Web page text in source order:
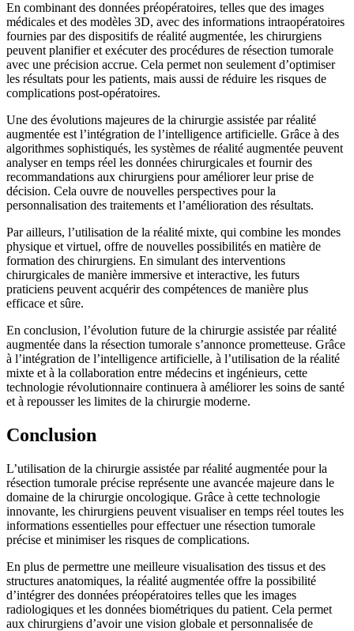
En combinant des données préopératoires, telles que des images
médicales et des modèles 3D, avec des informations intraopératoires
fournies par des dispositifs de réalité augmentée, les chirurgiens
peuvent planifier et exécuter des procédures de résection tumorale
avec une précision accrue. Cela permet non seulement d’optimiser
les résultats pour les patients, mais aussi de réduire les risques de
complications post-opératoires.
Une des évolutions majeures de la chirurgie assistée par réalité
augmentée est l’intégration de l’intelligence artificielle. Grâce à des
algorithmes sophistiqués, les systèmes de réalité augmentée peuvent
analyser en temps réel les données chirurgicales et fournir des
recommandations aux chirurgiens pour améliorer leur prise de
décision. Cela ouvre de nouvelles perspectives pour la
personnalisation des traitements et l’amélioration des résultats.
Par ailleurs, l’utilisation de la réalité mixte, qui combine les mondes
physique et virtuel, offre de nouvelles possibilités en matière de
formation des chirurgiens. En simulant des interventions
chirurgicales de manière immersive et interactive, les futurs
praticiens peuvent acquérir des compétences de manière plus
efficace et sûre.
En conclusion, l’évolution future de la chirurgie assistée par réalité
augmentée dans la résection tumorale s’annonce prometteuse. Grâce
à l’intégration de l’intelligence artificielle, à l’utilisation de la réalité
mixte et à la collaboration entre médecins et ingénieurs, cette
technologie révolutionnaire continuera à améliorer les soins de santé
et à repousser les limites de la chirurgie moderne.
Conclusion
L’utilisation de la chirurgie assistée par réalité augmentée pour la
résection tumorale précise représente une avancée majeure dans le
domaine de la chirurgie oncologique. Grâce à cette technologie
innovante, les chirurgiens peuvent visualiser en temps réel toutes les
informations essentielles pour effectuer une résection tumorale
précise et minimiser les risques de complications.
En plus de permettre une meilleure visualisation des tissus et des
structures anatomiques, la réalité augmentée offre la possibilité
d’intégrer des données préopératoires telles que les images
radiologiques et les données biométriques du patient. Cela permet
aux chirurgiens d’avoir une vision globale et personnalisée de